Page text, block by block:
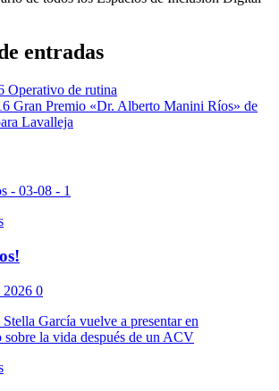
entradas
Operativo de rutina
Gran Premio «Dr. Alberto Manini Ríos» de
Lavalleja
2026 0